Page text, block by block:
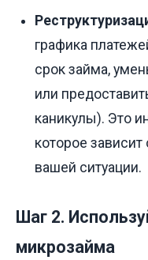
графика
срок займа,
или
каникулы). Это
которое
вашей ситуации.
Шаг 2.
микрозайма